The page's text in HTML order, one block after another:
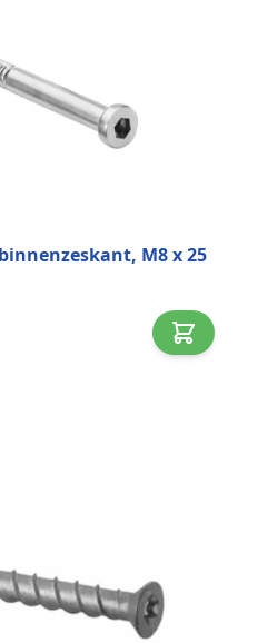
M8 x 25